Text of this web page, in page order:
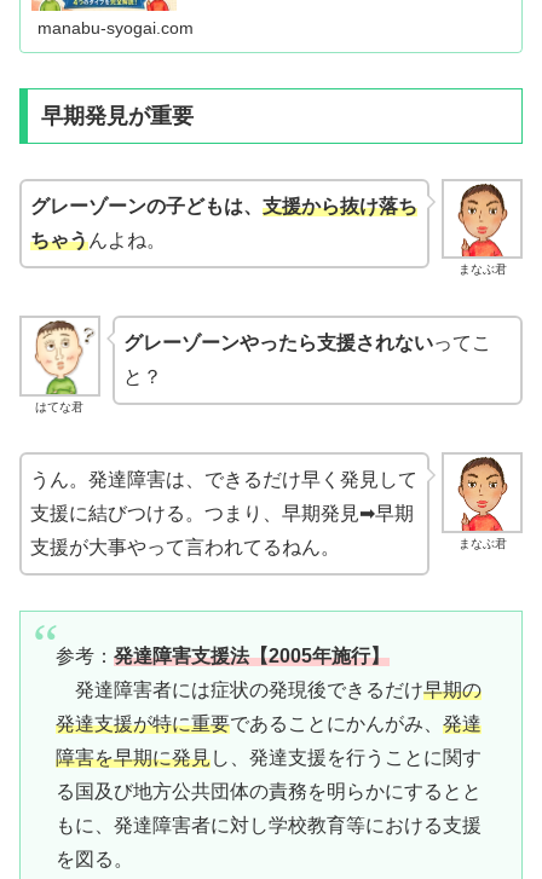
manabu-syogai.com
早期発見が重要
まなぶ君
グレーゾーンの子どもは、 支援から抜け落ち
ちゃうんよね。
はてな君
グレーゾーンやったら支援されないってこ
と？
まなぶ君
うん。発達障害は、できるだけ早く発見して
支援に結びつける。つまり、早期発見➡早期
支援が大事やって言われてるねん。
参考： 発達障害支援法【2005年施行】
発達障害者には症状の発現後できるだけ早期の
発達支援が特に重要であることにかんがみ、 発達
障害を早期に発見し、発達支援を行うことに関す
る国及び地方公共団体の責務を明らかにするとと
もに、発達障害者に対し学校教育等における支援
を図る。